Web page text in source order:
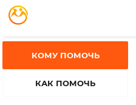
КОМУ ПОМОЧЬ
КАК ПОМОЧЬ